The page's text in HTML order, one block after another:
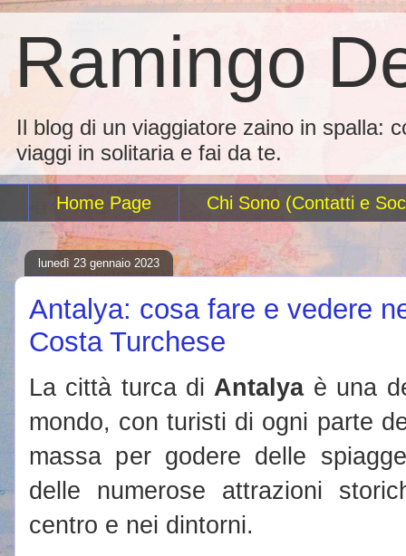
Ramingo
Il blog di un viaggiatore zaino in spalla:
viaggi in solitaria e fai da te.
Home Page Chi Sono (Contatti e
lunedì 23 gennaio 2023
Antalya: cosa fare e vedere
Costa Turchese
La città turca di Antalyaè una
mondo, con turisti di ogni parte
massa per godere delle
delle numerose attrazioni
centro e nei dintorni.